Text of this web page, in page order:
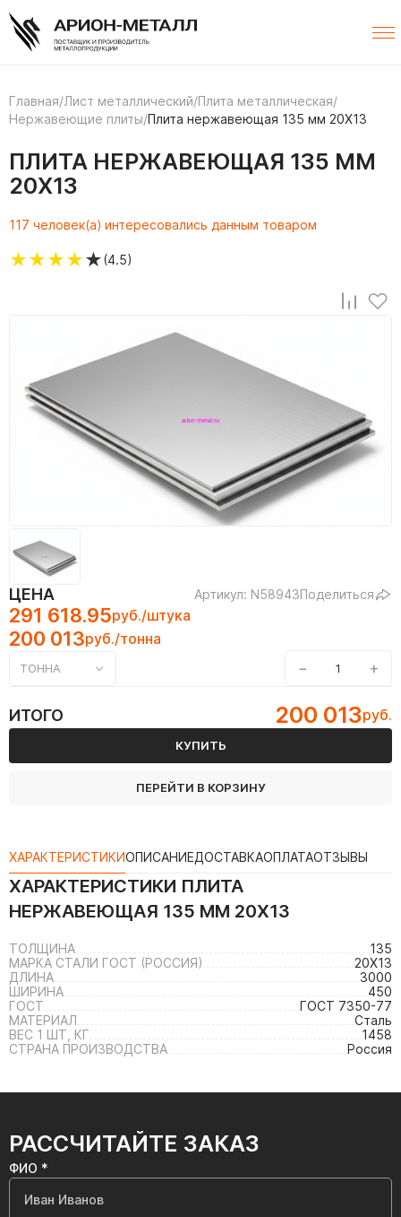
Главная/Лист металлический/Плита металлическая/
Нержавеющие плиты/Плита нержавеющая 135 мм 20Х13
ПЛИТА НЕРЖАВЕЮЩАЯ 135 ММ
20Х13
117 человек(а) интересовались данным товаром
★★★★★(4.5)
ЦЕНА Артикул: N58943Поделиться
291 618.95руб./штука
200 013руб./тонна
ТОННА − +
ИТОГО 200 013руб.
КУПИТЬ
ПЕРЕЙТИ В КОРЗИНУ
ХАРАКТЕРИСТИКИОПИСАНИЕДОСТАВКАОПЛАТАОТЗЫВЫ
ХАРАКТЕРИСТИКИ ПЛИТА
НЕРЖАВЕЮЩАЯ 135 ММ 20Х13
ТОЛЩИНА
135
МАРКА СТАЛИ ГОСТ (РОССИЯ)
20Х13
ДЛИНА
3000
ШИРИНА
450
ГОСТ
ГОСТ 7350-77
МАТЕРИАЛ
Сталь
ВЕС 1 ШТ, КГ
1458
СТРАНА ПРОИЗВОДСТВА
Россия
РАССЧИТАЙТЕ ЗАКАЗ
ФИО *